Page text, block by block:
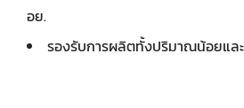
อย.
รองรับการผลิตทั้งปริมาณน้อยแล